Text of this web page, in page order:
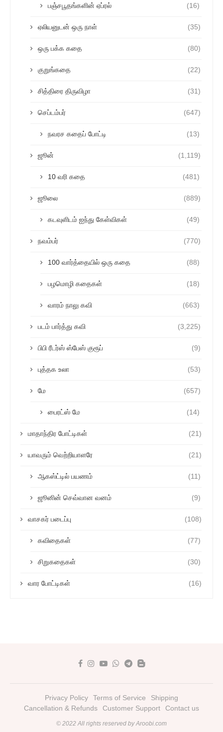
பஞ்சபூதங்களின் ஏப்ரல் (16)
ஏலியனுடன் ஒரு நாள் (35)
ஒரு பக்க கதை (80)
குறுங்கதை (22)
சித்திரை திருவிழா (31)
செப்டம்பர் (647)
நவரச கதைப் போட்டி (13)
ஜூன் (1,119)
10 வரி கதை (481)
ஜூலை (889)
கடவுளிடம் ஐந்து கேள்விகள் (49)
நவம்பர் (770)
100 வார்த்தையில் ஒரு கதை (88)
பழமொழி கதைகள் (18)
வாரம் நாலு கவி (663)
படம் பார்த்து கவி (3,225)
பிபி ரீடர்ஸ் ஸ்பேஸ் குரூப் (9)
புத்தக உலா (53)
மே (657)
பைரட்ஸ் மே (14)
மாதாந்திர போட்டிகள் (21)
யாவரும் வெற்றியாளரே (21)
ஆகஸ்ட்டில் பயணம் (11)
ஜூனின் செவ்வான வனம் (9)
வாசகர் படைப்பு (108)
கவிதைகள் (77)
சிறுகதைகள் (30)
வார போட்டிகள் (16)
Privacy Policy Terms of Service
Shipping
Cancellation & Refunds
Customer Support Contact us
© 2022 All rights reserved by Aroobi.com